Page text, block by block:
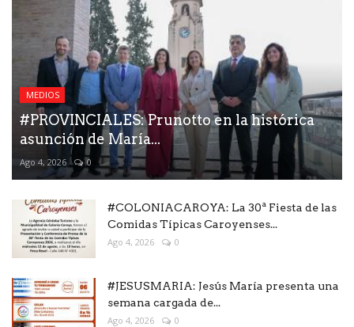
MEDIOS
#PROVINCIALES: Prunotto en la histórica
asunción de María...
Ago 4, 2026 0
#COLONIACAROYA: La 30ª Fiesta de las
Comidas Típicas Caroyenses...
Ago 4, 2026 0
#JESUSMARIA: Jesús María presenta una
semana cargada de...
Ago 4, 2026 0